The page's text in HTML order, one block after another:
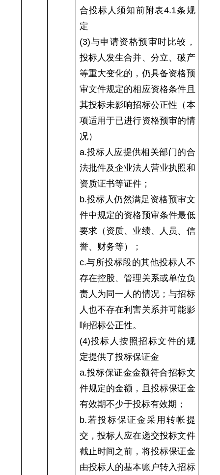
合投标人须知前附表4.1条规
定
(3)与申请资格预审时比较，
投标人发生合并、分立、破产
等重大变化的，仍具备资格预
审文件规定的相应资格条件且
其投标未影响招标公正性（本
项适用于已进行资格预审的情
况）
a.投标人应提供相关部门的合
法批件及企业法人营业执照和
资质证书等证件；
b.投标人仍然满足资格预审文
件中规定的资格预审条件最低
要求（资质、业绩、人员、信
誉、财务等）；
c.与所投标段的其他投标人不
存在控股、管理关系或单位负
责人为同一人的情况；与招标
人也不存在利害关系并可能影
响招标公正性。
(4)投标人按照招标文件的规
定提供了投标保证金
a.投标保证金金额符合招标文
件规定的金额，且投标保证金
有效期不少于投标有效期；
b.若投标保证金采用转帐提
交，投标人应在递交投标文件
截止时间之前，将投标保证金
由投标人的基本账户转入招标